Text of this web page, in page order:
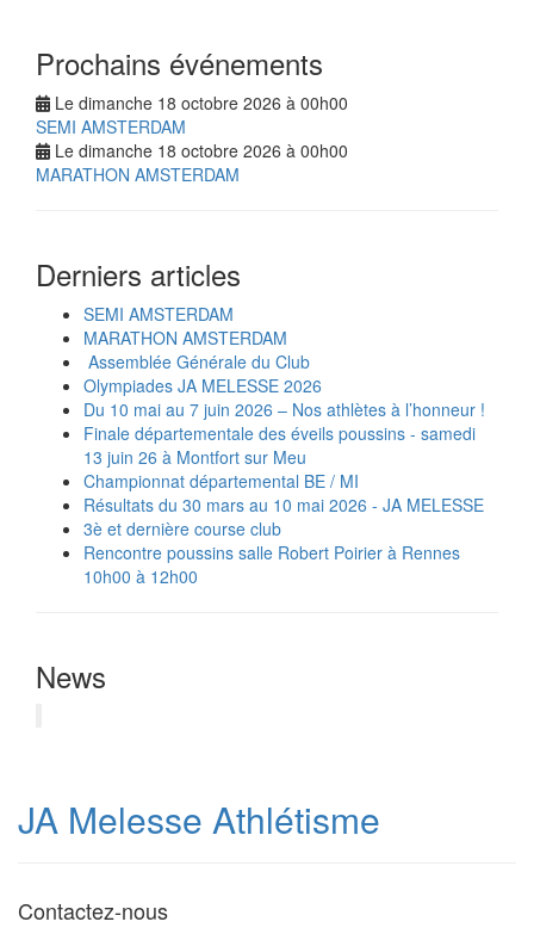
Prochains événements
Le dimanche 18 octobre 2026 à 00h00
SEMI AMSTERDAM
Le dimanche 18 octobre 2026 à 00h00
MARATHON AMSTERDAM
Derniers articles
SEMI AMSTERDAM
MARATHON AMSTERDAM
‍️ Assemblée Générale du Club
Olympiades JA MELESSE 2026
Du 10 mai au 7 juin 2026 – Nos athlètes à l’honneur !
Finale départementale des éveils poussins - samedi
13 juin 26 à Montfort sur Meu
Championnat départemental BE / MI
Résultats du 30 mars au 10 mai 2026 - JA MELESSE
3è et dernière course club
Rencontre poussins salle Robert Poirier à Rennes
10h00 à 12h00
News
JA Melesse Athlétisme
Contactez-nous